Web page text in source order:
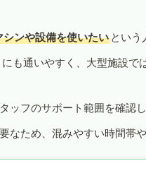
ンや設備を使いたい という
も通いやすく、大型施設で
フのサポート範囲を確認し
なため、混みやすい時間帯